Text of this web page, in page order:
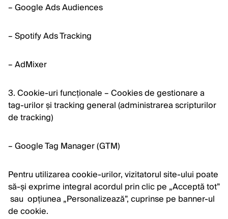
– Google Ads Audiences
– Spotify Ads Tracking
– AdMixer
3. Cookie-uri funcționale – Cookies de gestionare a
tag-urilor și tracking general (administrarea scripturilor
de tracking)
– Google Tag Manager (GTM)
Pentru utilizarea cookie-urilor, vizitatorul site-ului poate
să-și exprime integral acordul prin clic pe „Acceptă tot”
sau opțiunea „Personalizează”, cuprinse pe banner-ul
de cookie.